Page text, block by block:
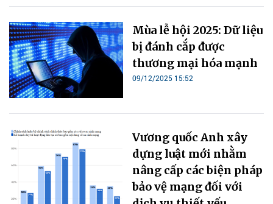
Mùa lễ hội 2025: Dữ liệu
bị đánh cắp được
thương mại hóa mạnh
09/12/2025 15:52
Vương quốc Anh xây
dựng luật mới nhằm
nâng cấp các biện pháp
bảo vệ mạng đối với